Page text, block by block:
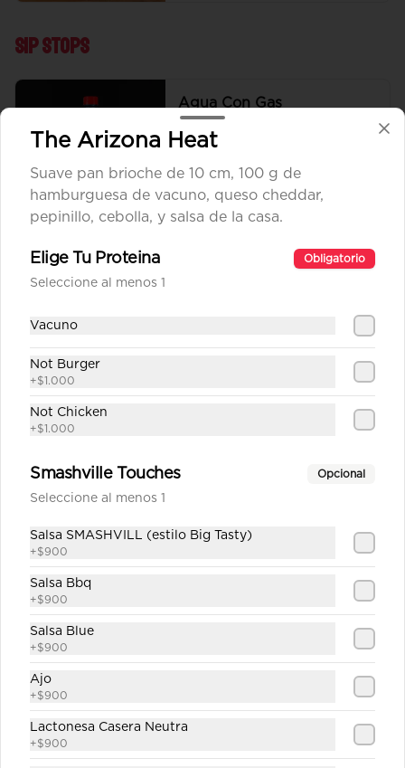
Sip Stops
Agua Con Gas
$1.890
$1.890
The Arizona Heat
Suave pan brioche de 10 cm, 100 g de
hamburguesa de vacuno, queso cheddar,
pepinillo, cebolla, y salsa de la casa.
Elige Tu Proteina Obligatorio
Seleccione al menos 1
Vacuno
Not Burger
+$1.000
Not Chicken
+$1.000
Smashville Touches Opcional
Seleccione al menos 1
Salsa SMASHVILL (estilo Big Tasty)
+$900
Salsa Bbq
+$900
Salsa Blue
+$900
Ajo
+$900
Lactonesa Casera Neutra
+$900